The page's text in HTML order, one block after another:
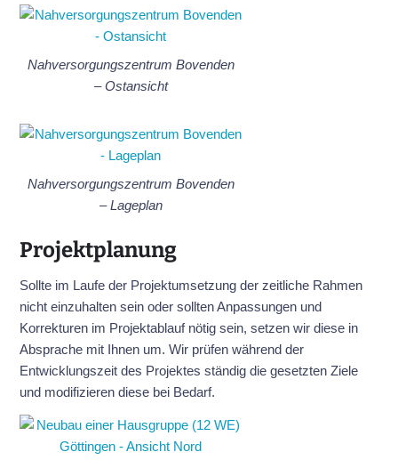
Nahversorgungszentrum Bovenden
– Ostansicht
Nahversorgungszentrum Bovenden
– Lageplan
Projektplanung
Sollte im Laufe der Projektumsetzung der zeitliche Rahmen
nicht einzuhalten sein oder sollten Anpassungen und
Korrekturen im Projektablauf nötig sein, setzen wir diese in
Absprache mit Ihnen um. Wir prüfen während der
Entwicklungszeit des Projektes ständig die gesetzten Ziele
und modifizieren diese bei Bedarf.